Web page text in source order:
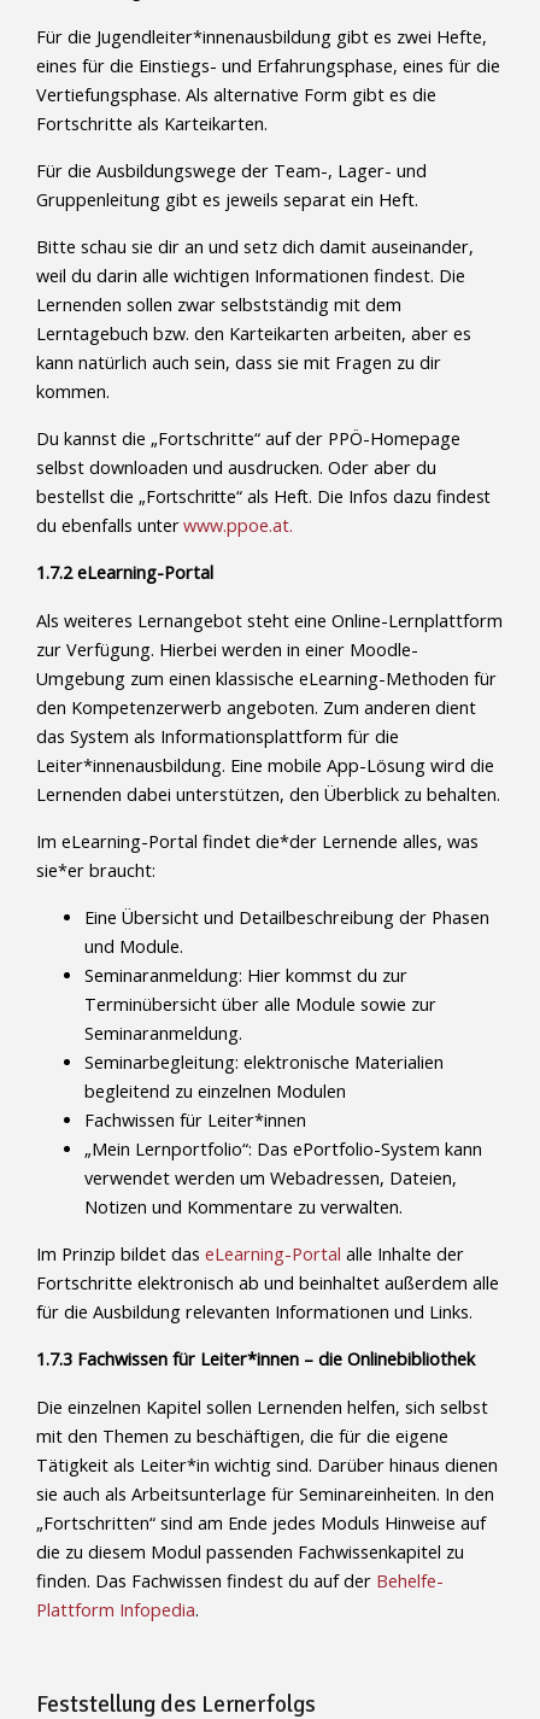
Für die Jugendleiter*innenausbildung gibt es zwei Hefte,
eines für die Einstiegs- und Erfahrungsphase, eines für die
Vertiefungsphase. Als alternative Form gibt es die
Fortschritte als Karteikarten.
Für die Ausbildungswege der Team-, Lager- und
Gruppenleitung gibt es jeweils separat ein Heft.
Bitte schau sie dir an und setz dich damit auseinander,
weil du darin alle wichtigen Informationen findest. Die
Lernenden sollen zwar selbstständig mit dem
Lerntagebuch bzw. den Karteikarten arbeiten, aber es
kann natürlich auch sein, dass sie mit Fragen zu dir
kommen.
Du kannst die „Fortschritte“ auf der PPÖ-Homepage
selbst downloaden und ausdrucken. Oder aber du
bestellst die „Fortschritte“ als Heft. Die Infos dazu findest
du ebenfalls unterwww.ppoe.at.
1.7.2 eLearning-Portal
Als weiteres Lernangebot steht eine Online-Lernplattform
zur Verfügung. Hierbei werden in einer Moodle-
Umgebung zum einen klassische eLearning-Methoden für
den Kompetenzerwerb angeboten. Zum anderen dient
das System als Informationsplattform für die
Leiter*innenausbildung. Eine mobile App-Lösung wird die
Lernenden dabei unterstützen, den Überblick zu behalten.
Im eLearning-Portal findet die*der Lernende alles, was
sie*er braucht:
Eine Übersicht und Detailbeschreibung der Phasen
und Module.
Seminaranmeldung: Hier kommst du zur
Terminübersicht über alle Module sowie zur
Seminaranmeldung.
Seminarbegleitung: elektronische Materialien
begleitend zu einzelnen Modulen
Fachwissen für Leiter*innen
„Mein Lernportfolio“: Das ePortfolio-System kann
verwendet werden um Webadressen, Dateien,
Notizen und Kommentare zu verwalten.
Im Prinzip bildet das eLearning-Portal alle Inhalte der
Fortschritte elektronisch ab und beinhaltet außerdem alle
für die Ausbildung relevanten Informationen und Links.
1.7.3 Fachwissen für Leiter*innen – die Onlinebibliothek
Die einzelnen Kapitel sollen Lernenden helfen, sich selbst
mit den Themen zu beschäftigen, die für die eigene
Tätigkeit als Leiter*in wichtig sind. Darüber hinaus dienen
sie auch als Arbeitsunterlage für Seminareinheiten. In den
„Fortschritten“ sind am Ende jedes Moduls Hinweise auf
die zu diesem Modul passenden Fachwissenkapitel zu
finden. Das Fachwissen findest du auf der Behelfe-
Plattform Infopedia.
Feststellung des Lernerfolgs